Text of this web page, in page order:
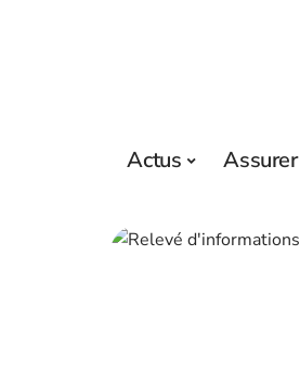
Actus Assurer